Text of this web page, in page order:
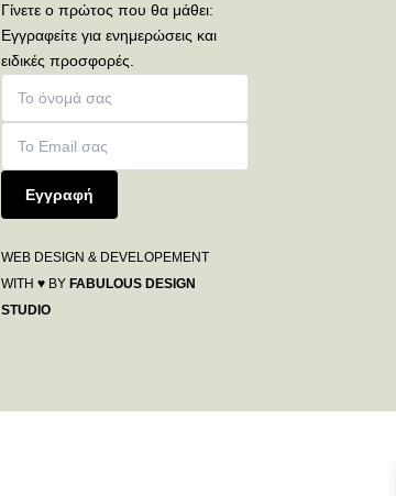
Γίνετε ο πρώτος που θα μάθει:
Εγγραφείτε για ενημερώσεις και
ειδικές προσφορές.
Εγγραφή
WEB DESIGN & DEVELOPEMENT
WITH ♥ BY FABULOUS DESIGN
STUDIO